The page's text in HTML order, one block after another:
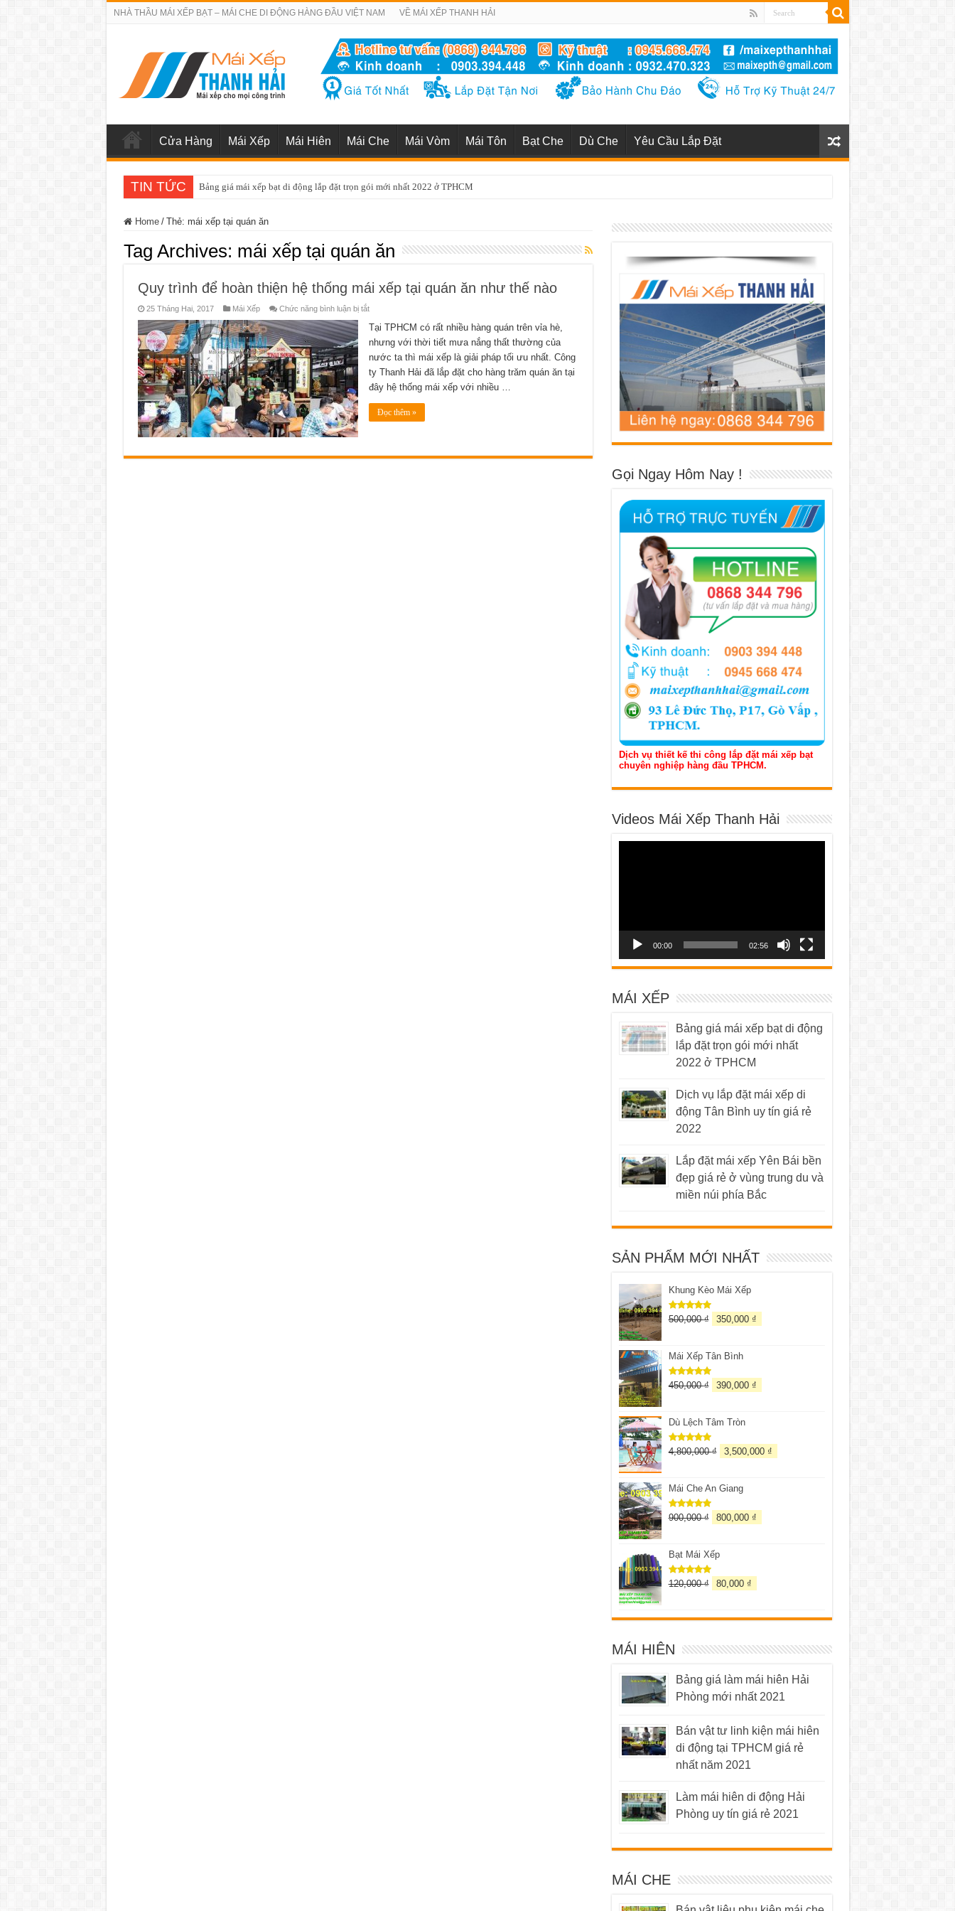
NHÀ THẦU MÁI XẾP BẠT – MÁI CHE DI ĐỘNG HÀNG ĐẦU VIỆT NAM VỀ MÁI XẾP THANH HẢI
Cửa Hàng Mái Xếp Mái Hiên Mái Che Mái Vòm Mái Tôn Bạt Che Dù Che Yêu Cầu Lắp Đặt
TIN TỨC Bảng giá sửa chữa cửa cuốn quận 1 uy tín chuyên nghiệp nhất TP HCM
Home / Thẻ: mái xếp tại quán ăn
Tag Archives: mái xếp tại quán ăn
Quy trình để hoàn thiện hệ thống mái xếp tại quán ăn như thế nào
25 Tháng Hai, 2017 Mái Xếp Chức năng bình luận bị tắtở
trình
để
hoàn
hệ
thống
mái
xếp
tại
quán
như
Tại TPHCM có rất nhiều hàng quán trên vỉa hè,
nhưng với thời tiết mưa nắng thất thường của
nước ta thì mái xếp là giải pháp tối ưu nhất. Công
ty Thanh Hải đã lắp đặt cho hàng trăm quán ăn tại
đây hệ thống mái xếp với nhiều …
Đọc thêm »
Gọi Ngay Hôm Nay !
Dịch vụ thiết kế thi công lắp đặt mái xếp bạt
chuyên nghiệp hàng đầu TPHCM.
Videos Mái Xếp Thanh Hải
00:00 02:56
MÁI XẾP
Bảng giá mái xếp bạt di động
lắp đặt trọn gói mới nhất
2022 ở TPHCM
Dịch vụ lắp đặt mái xếp di
động Tân Bình uy tín giá rẻ
2022
Lắp đặt mái xếp Yên Bái bền
đẹp giá rẻ ở vùng trung du và
miền núi phía Bắc
SẢN PHẨM MỚI NHẤT
Khung Kèo Mái Xếp
Được xếp
500,000₫ 350,000 ₫
Mái Xếp Tân Bình
Được xếp
450,000₫ 390,000 ₫
Dù Lệch Tâm Tròn
Được xếp
4,800,000₫ 3,500,000 ₫
Mái Che An Giang
Được xếp
900,000₫ 800,000 ₫
Bạt Mái Xếp
Được xếp
120,000₫ 80,000 ₫
MÁI HIÊN
Bảng giá làm mái hiên Hải
Phòng mới nhất 2021
Bán vật tư linh kiện mái hiên
di động tại TPHCM giá rẻ
nhất năm 2021
Làm mái hiên di động Hải
Phòng uy tín giá rẻ 2021
MÁI CHE